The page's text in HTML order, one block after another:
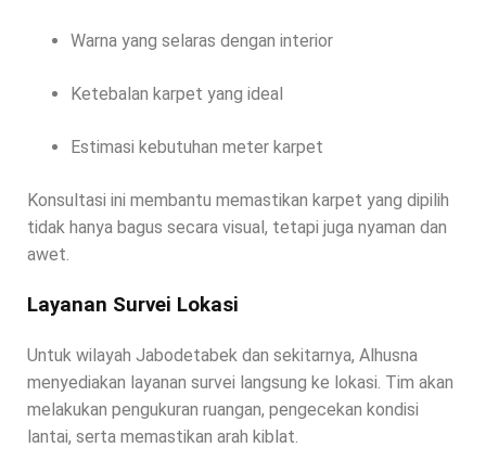
Warna yang selaras dengan interior
Ketebalan karpet yang ideal
Estimasi kebutuhan meter karpet
Konsultasi ini membantu memastikan karpet yang dipilih
tidak hanya bagus secara visual, tetapi juga nyaman dan
awet.
Layanan Survei Lokasi
Untuk wilayah Jabodetabek dan sekitarnya, Alhusna
menyediakan layanan survei langsung ke lokasi. Tim akan
melakukan pengukuran ruangan, pengecekan kondisi
lantai, serta memastikan arah kiblat.